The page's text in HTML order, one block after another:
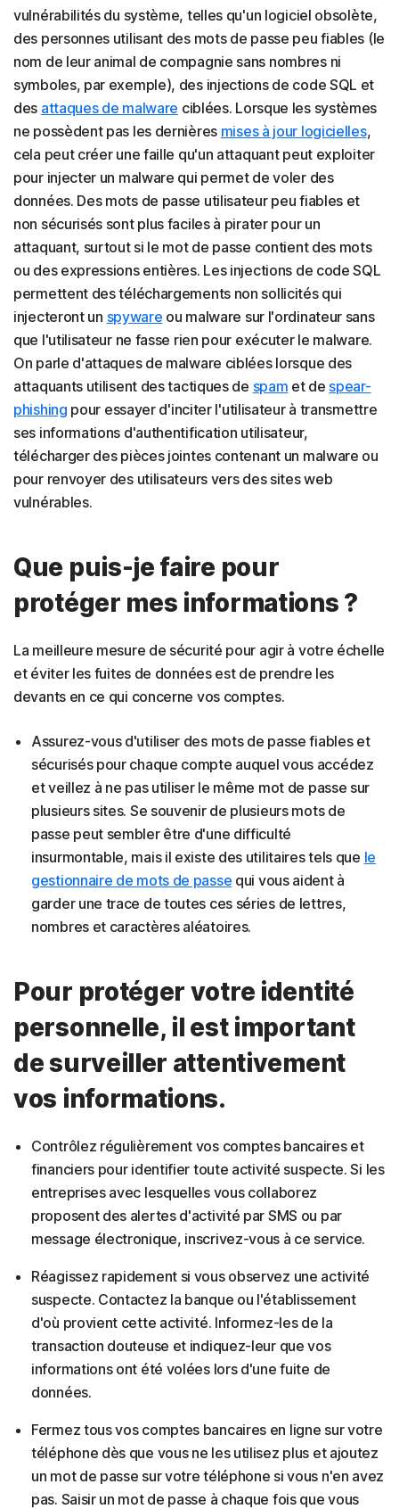
vulnérabilités du système, telles qu'un logiciel obsolète,
des personnes utilisant des mots de passe peu fiables (le
nom de leur animal de compagnie sans nombres ni
symboles, par exemple), des injections de code SQL et
des attaques de malware ciblées. Lorsque les systèmes
ne possèdent pas les dernières mises à jour logicielles,
cela peut créer une faille qu'un attaquant peut exploiter
pour injecter un malware qui permet de voler des
données. Des mots de passe utilisateur peu fiables et
non sécurisés sont plus faciles à pirater pour un
attaquant, surtout si le mot de passe contient des mots
ou des expressions entières. Les injections de code SQL
permettent des téléchargements non sollicités qui
injecteront un spyware ou malware sur l'ordinateur sans
que l'utilisateur ne fasse rien pour exécuter le malware.
On parle d'attaques de malware ciblées lorsque des
attaquants utilisent des tactiques de spam et de spear-
phishing pour essayer d'inciter l'utilisateur à transmettre
ses informations d'authentification utilisateur,
télécharger des pièces jointes contenant un malware ou
pour renvoyer des utilisateurs vers des sites web
vulnérables.
Que puis-je faire pour
protéger mes informations ?
La meilleure mesure de sécurité pour agir à votre échelle
et éviter les fuites de données est de prendre les
devants en ce qui concerne vos comptes.
Assurez-vous d'utiliser des mots de passe fiables et
sécurisés pour chaque compte auquel vous accédez
et veillez à ne pas utiliser le même mot de passe sur
plusieurs sites. Se souvenir de plusieurs mots de
passe peut sembler être d'une difficulté
insurmontable, mais il existe des utilitaires tels que le
gestionnaire de mots de passe qui vous aident à
garder une trace de toutes ces séries de lettres,
nombres et caractères aléatoires.
Pour protéger votre identité
personnelle, il est important
de surveiller attentivement
vos informations.
Contrôlez régulièrement vos comptes bancaires et
financiers pour identifier toute activité suspecte. Si les
entreprises avec lesquelles vous collaborez
proposent des alertes d'activité par SMS ou par
message électronique, inscrivez-vous à ce service.
Réagissez rapidement si vous observez une activité
suspecte. Contactez la banque ou l'établissement
d'où provient cette activité. Informez-les de la
transaction douteuse et indiquez-leur que vos
informations ont été volées lors d'une fuite de
données.
Fermez tous vos comptes bancaires en ligne sur votre
téléphone dès que vous ne les utilisez plus et ajoutez
un mot de passe sur votre téléphone si vous n'en avez
pas. Saisir un mot de passe à chaque fois que vous